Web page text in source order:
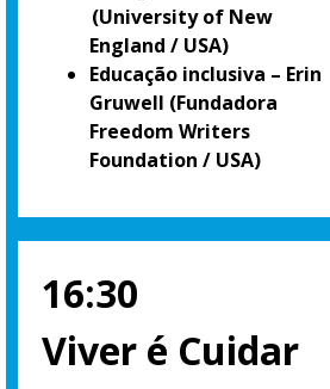
(University of New
England / USA)
Educação inclusiva – Erin
Gruwell (Fundadora
Freedom Writers
Foundation / USA)
16:30
Viver é Cuidar